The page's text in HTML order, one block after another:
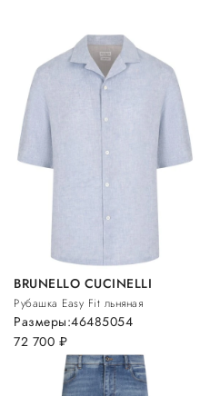
BRUNELLO CUCINELLI
Рубашка Easy Fit льняная
72 700 руб.
Размеры:46485054